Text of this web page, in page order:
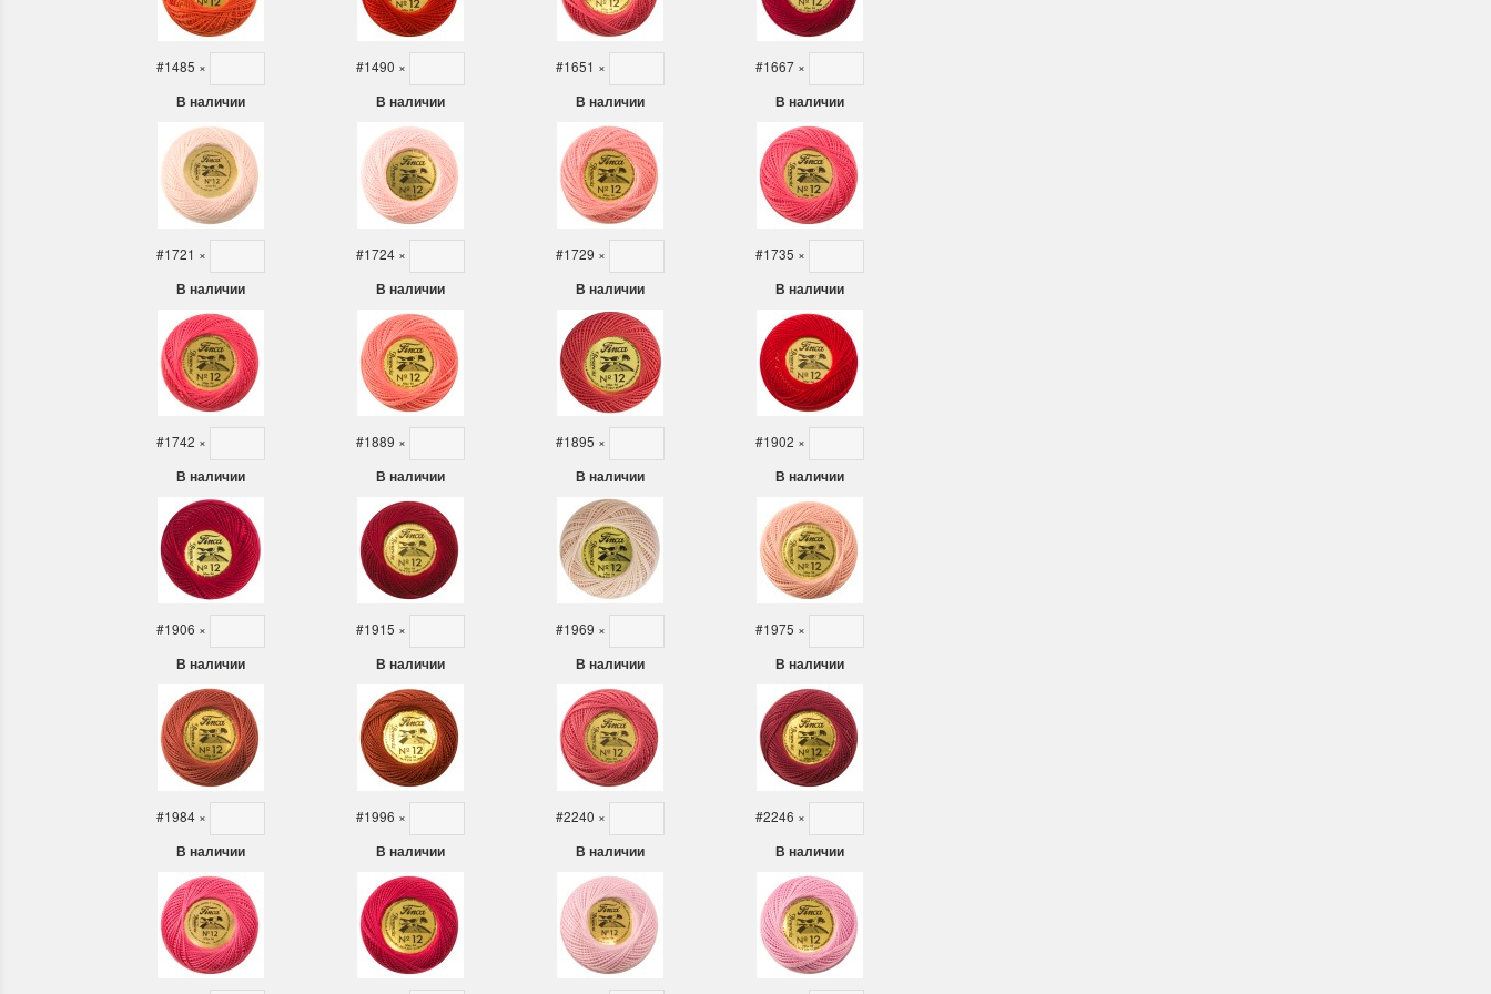
#1485 ×
В наличии
#1490 ×
В наличии
#1651 ×
В наличии
#1667 ×
В наличии
#1721 ×
В наличии
#1724 ×
В наличии
#1729 ×
В наличии
#1735 ×
В наличии
#1742 ×
В наличии
#1889 ×
В наличии
#1895 ×
В наличии
#1902 ×
В наличии
#1906 ×
В наличии
#1915 ×
В наличии
#1969 ×
В наличии
#1975 ×
В наличии
#1984 ×
В наличии
#1996 ×
В наличии
#2240 ×
В наличии
#2246 ×
В наличии